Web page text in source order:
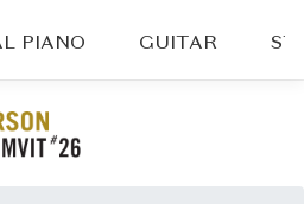
PIANO GUITAR